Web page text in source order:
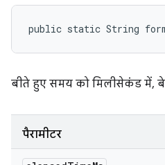
public static String
बीते हुए समय को मिलीसेकंड में,
पैरामीटर